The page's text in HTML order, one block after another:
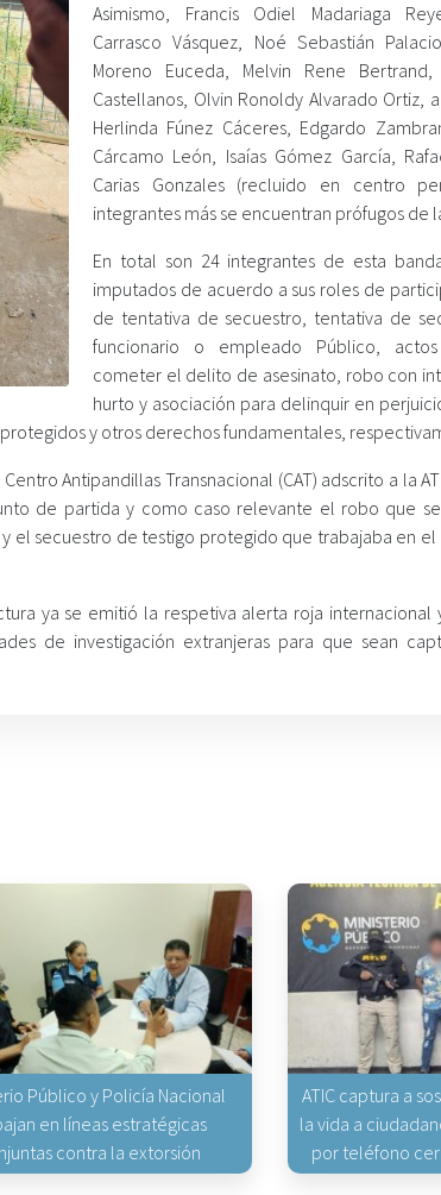
Asimismo, Francis Odiel Madariaga
Carrasco Vásquez, Noé Sebastián
Moreno Euceda, Melvin Rene
Castellanos, Olvin Ronoldy Alvarado Ortiz,
Herlinda Fúnez Cáceres, Edgardo
Cárcamo León, Isaías Gómez García,
Carias Gonzales (recluido en centro
integrantes más se encuentran prófugos de
En total son 24 integrantes de esta
imputados de acuerdo a sus roles de
de tentativa de secuestro, tentativa de
funcionario o empleado Público,
cometer el delito de asesinato, robo con
hurto y asociación para delinquir en
y otros derechos fundamentales,
Antipandillas Transnacional (CAT) adscrito a la
de partida y como caso relevante el robo que
el secuestro de testigo protegido que trabajaba en
ya se emitió la respetiva alerta roja internacional
de investigación extranjeras para que sean
Público y Policía Nacional
en líneas estratégicas
contra la extorsión
ATIC captura a
la vida a
por teléfono